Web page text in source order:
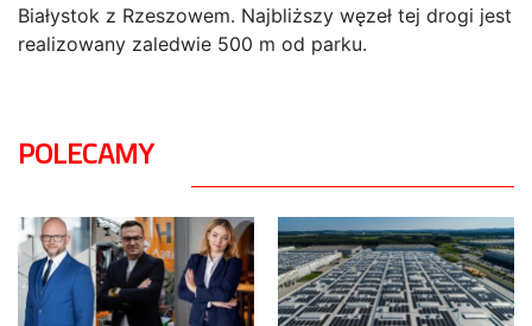
Białystok z Rzeszowem. Najbliższy węzeł tej drogi jest
realizowany zaledwie 500 m od parku.
POLECAMY